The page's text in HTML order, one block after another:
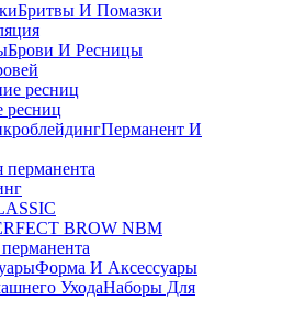
Бритвы И Помазки
Брови И Ресницы
ресниц
ресниц
Перманент И
BROW NBM
Форма И Аксессуары
Наборы Для